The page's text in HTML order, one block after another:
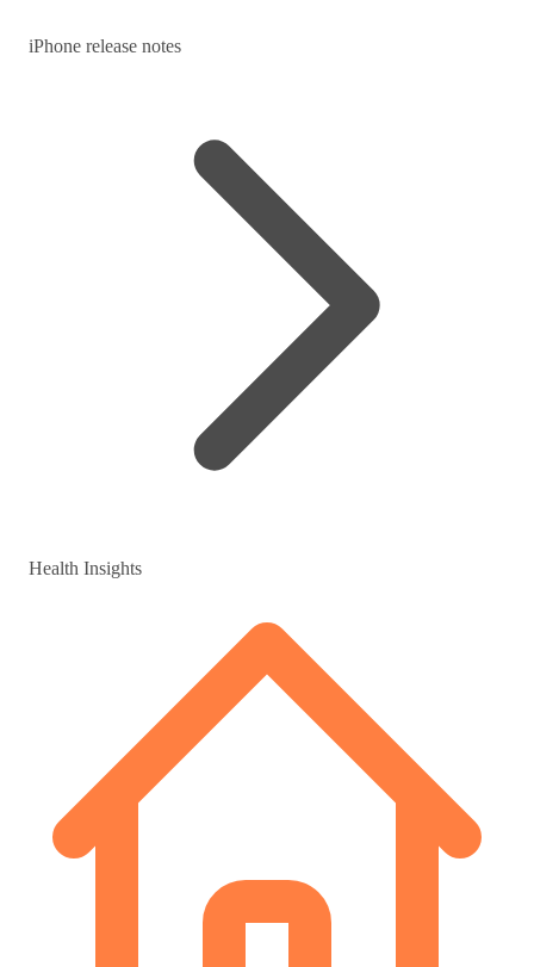
iPhone release notes
Health Insights